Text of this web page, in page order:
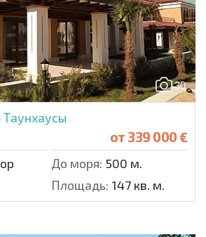
30
от 339 000 €
До моря: 500 м.
Площадь: 147 кв. м.